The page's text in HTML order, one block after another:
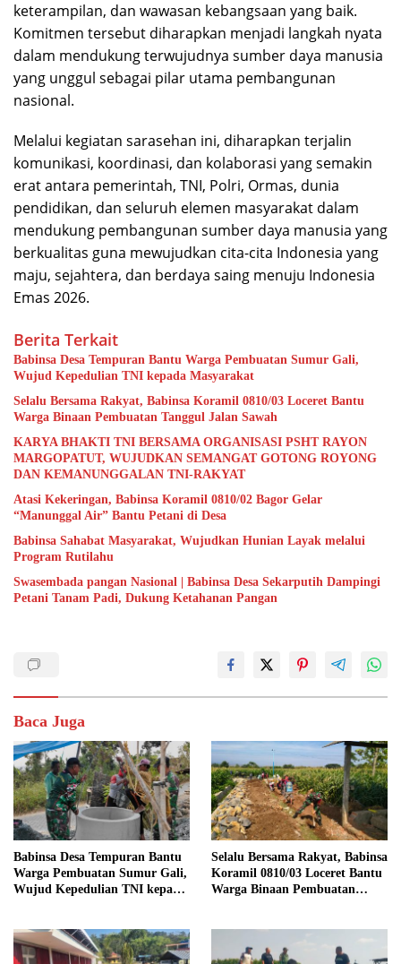
keterampilan, dan wawasan kebangsaan yang baik.
Komitmen tersebut diharapkan menjadi langkah nyata
dalam mendukung terwujudnya sumber daya manusia
yang unggul sebagai pilar utama pembangunan
nasional.
Melalui kegiatan sarasehan ini, diharapkan terjalin
komunikasi, koordinasi, dan kolaborasi yang semakin
erat antara pemerintah, TNI, Polri, Ormas, dunia
pendidikan, dan seluruh elemen masyarakat dalam
mendukung pembangunan sumber daya manusia yang
berkualitas guna mewujudkan cita-cita Indonesia yang
maju, sejahtera, dan berdaya saing menuju Indonesia
Emas 2026.
Berita Terkait
Babinsa Desa Tempuran Bantu Warga Pembuatan Sumur Gali,
Wujud Kepedulian TNI kepada Masyarakat
Selalu Bersama Rakyat, Babinsa Koramil 0810/03 Loceret Bantu
Warga Binaan Pembuatan Tanggul Jalan Sawah
KARYA BHAKTI TNI BERSAMA ORGANISASI PSHT RAYON
MARGOPATUT, WUJUDKAN SEMANGAT GOTONG ROYONG
DAN KEMANUNGGALAN TNI-RAKYAT
Atasi Kekeringan, Babinsa Koramil 0810/02 Bagor Gelar
“Manunggal Air” Bantu Petani di Desa
Babinsa Sahabat Masyarakat, Wujudkan Hunian Layak melalui
Program Rutilahu
Swasembada pangan Nasional | Babinsa Desa Sekarputih Dampingi
Petani Tanam Padi, Dukung Ketahanan Pangan
Baca Juga
Babinsa Desa Tempuran Bantu
Warga Pembuatan Sumur Gali,
Wujud Kepedulian TNI kepada
Selalu Bersama Rakyat, Babinsa
Koramil 0810/03 Loceret Bantu
Warga Binaan Pembuatan